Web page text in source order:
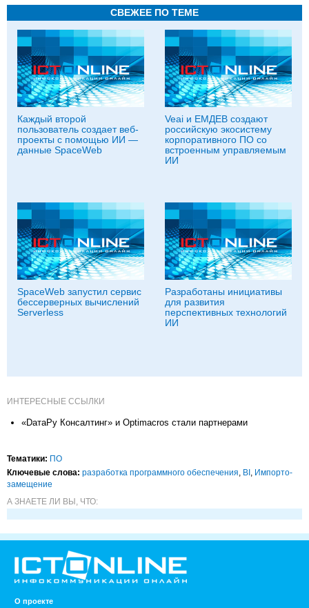
СВЕЖЕЕ ПО ТЕМЕ
Каждый второй
пользователь создает веб-
проекты с помощью ИИ —
данные SpaceWeb
Veai и ЕМДЕВ создают
российскую экосистему
корпоративного ПО со
встроенным управляемым
ИИ
SpaceWeb запустил сервис
бессерверных вычислений
Serverless
Разработаны инициативы
для развития
перспективных технологий
ИИ
ИНТЕРЕСНЫЕ ССЫЛКИ
«DатаРу Консалтинг» и Optimacros стали партнерами
Тематики: ПО
Ключевые слова: разработка программного обеспечения, BI , Импорто­
замещение
А ЗНАЕТЕ ЛИ ВЫ, ЧТО:
О проекте